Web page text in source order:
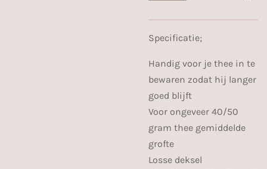
Specificatie;
Handig voor je thee in te
bewaren zodat hij langer
goed blijft
Voor ongeveer 40/50
gram thee gemiddelde
grofte
Losse deksel